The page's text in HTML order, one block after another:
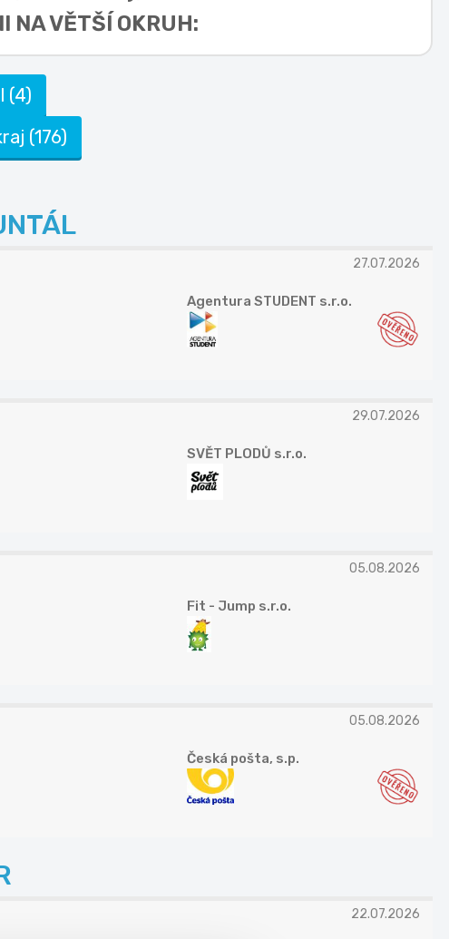
NA VĚTŠÍ OKRUH:
(4)
(176)
27.07.2026
Agentura STUDENT s.r.o.
29.07.2026
SVĚT PLODŮ s.r.o.
05.08.2026
Fit - Jump s.r.o.
05.08.2026
Česká pošta, s.p.
22.07.2026